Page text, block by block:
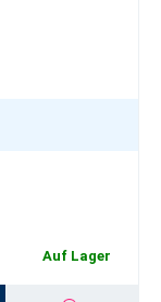
Auf Lager